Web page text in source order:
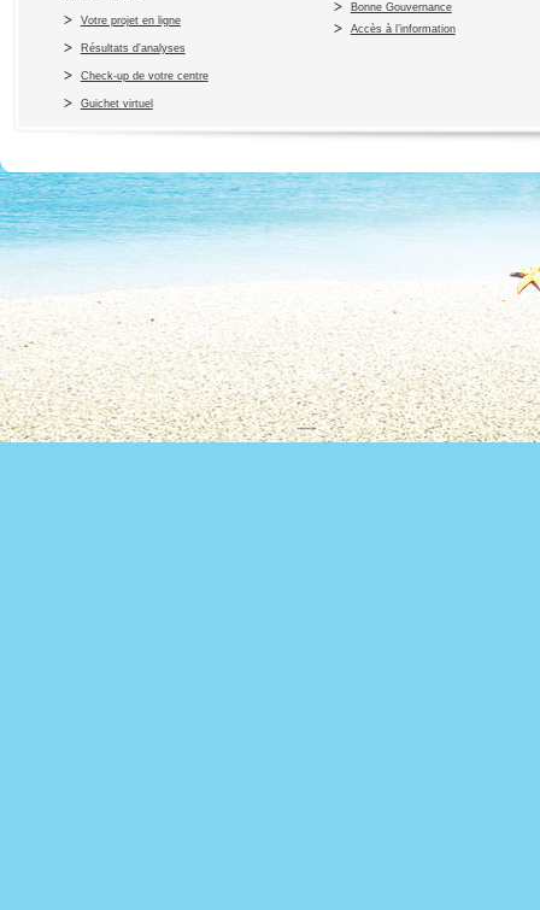
Votre projet en ligne
Résultats d'analyses
Check-up de votre centre
Guichet virtuel
Bonne Gouvernance
Accès à l’information